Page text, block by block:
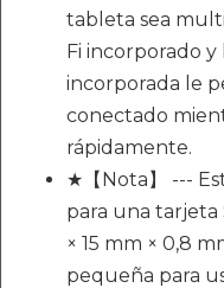
tableta sea
Fi incorporado y
incorporada le
conectado
rápidamente.
★【Nota】 ---
para una tarjeta
× 15 mm × 0,8
pequeña para